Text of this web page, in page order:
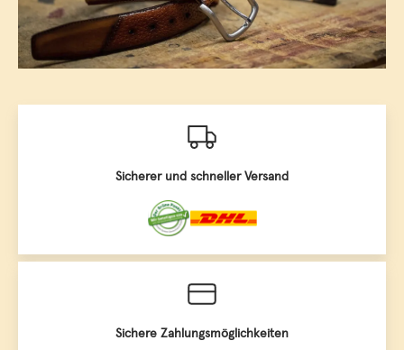
Sicherer und schneller Versand
Sichere Zahlungsmöglichkeiten